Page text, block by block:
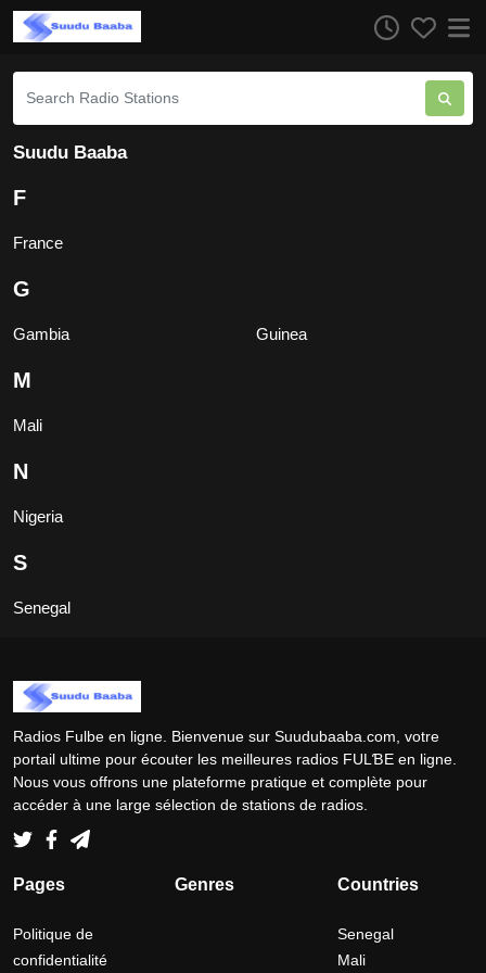
Suudu Baaba
F
France
G
Gambia Guinea
M
Mali
N
Nigeria
S
Senegal
Radios Fulbe en ligne. Bienvenue sur Suudubaaba.com, votre
portail ultime pour écouter les meilleures radios FULƁE en ligne.
Nous vous offrons une plateforme pratique et complète pour
accéder à une large sélection de stations de radios.
Pages
Politique de
confidentialité
Genres Countries
Senegal
Mali